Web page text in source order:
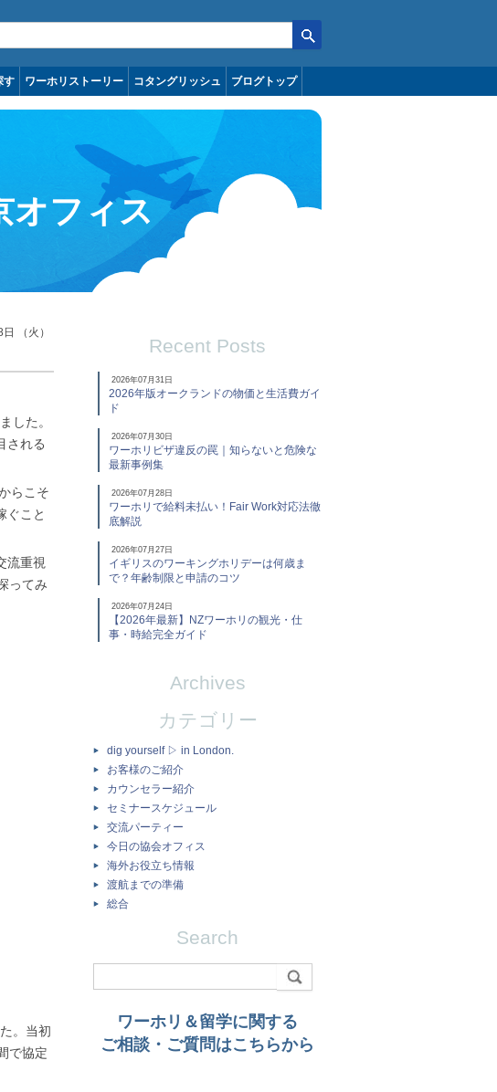
す ワーホリストーリー コタングリッシュ ブログトップ
オフィス
（火）
した。
される
らこそ
ぐこと
流重視
ってみ
。当初
で協定
Recent Posts
2026年07月31日
2026年版オークランドの物価と生活費ガイ
ド
2026年07月30日
ワーホリビザ違反の罠｜知らないと危険な
最新事例集
2026年07月28日
ワーホリで給料未払い！Fair Work対応法徹
底解説
2026年07月27日
イギリスのワーキングホリデーは何歳ま
で？年齢制限と申請のコツ
2026年07月24日
【2026年最新】NZワーホリの観光・仕
事・時給完全ガイド
Archives
カテゴリー
dig yourself ▷ in London.
お客様のご紹介
カウンセラー紹介
セミナースケジュール
交流パーティー
今日の協会オフィス
海外お役立ち情報
渡航までの準備
総合
Search
ワーホリ＆留学に関する
ご相談・ご質問はこちらから